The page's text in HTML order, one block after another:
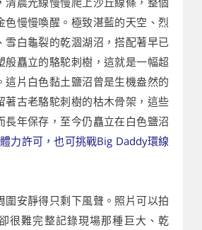
色慢慢喚醒。極致湛藍的天空、烈
雪白龜裂的乾涸湖沼，搭配著早已
般矗立的駱駝刺樹，這就是一幅超
這片白色黏土鹽沼曾是生機盎然的
著古老駱駝刺樹的枯木骨架，這些
長年保存，至今仍矗立在白色鹽沼
力許可，也可挑戰Big Daddy環線
圍安靜得只剩下風聲。照片可以拍
很難完整記錄現場那種巨大、乾